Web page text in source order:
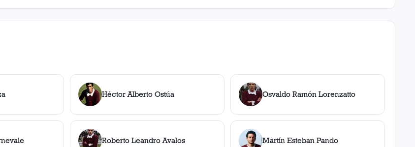
Héctor Alberto Ostúa Osvaldo Ramón Lorenzatto
Roberto Leandro Avalos Martín Esteban Pando